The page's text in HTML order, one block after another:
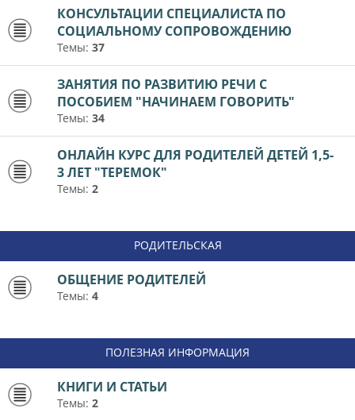
КОНСУЛЬТАЦИИ СПЕЦИАЛИСТА ПО
СОЦИАЛЬНОМУ СОПРОВОЖДЕНИЮ
Темы: 37
ЗАНЯТИЯ ПО РАЗВИТИЮ РЕЧИ С
ПОСОБИЕМ "НАЧИНАЕМ ГОВОРИТЬ"
Темы: 34
ОНЛАЙН КУРС ДЛЯ РОДИТЕЛЕЙ ДЕТЕЙ 1,5-
3 ЛЕТ "ТЕРЕМОК"
Темы: 2
РОДИТЕЛЬСКАЯ
ОБЩЕНИЕ РОДИТЕЛЕЙ
Темы: 4
ПОЛЕЗНАЯ ИНФОРМАЦИЯ
КНИГИ И СТАТЬИ
Темы: 2